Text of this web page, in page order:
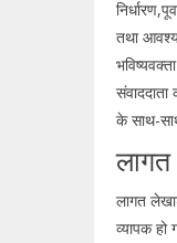
तथा
के साथ-
लागत
व्यापक